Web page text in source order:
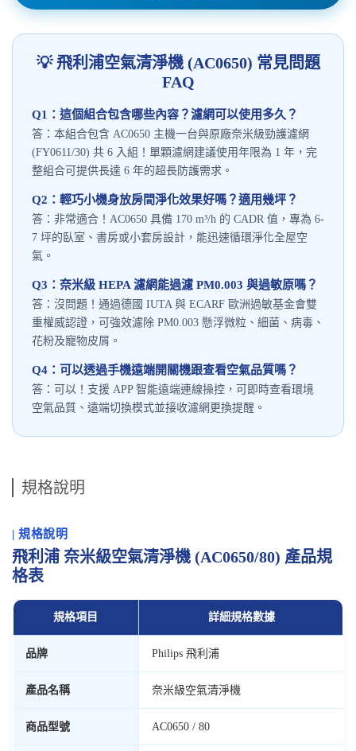
💡 飛利浦空氣清淨機 (AC0650) 常見問題
FAQ
Q1：這個組合包含哪些內容？濾網可以使用多久？
答：本組合包含 AC0650 主機一台與原廠奈米級勁護濾網
(FY0611/30) 共 6 入組！單顆濾網建議使用年限為 1 年，完
整組合可提供長達 6 年的超長防護需求。
Q2：輕巧小機身放房間淨化效果好嗎？適用幾坪？
答：非常適合！AC0650 具備 170 m³/h 的 CADR 值，專為 6-
7 坪的臥室、書房或小套房設計，能迅速循環淨化全屋空
氣。
Q3：奈米級 HEPA 濾網能過濾 PM0.003 與過敏原嗎？
答：沒問題！通過德國 IUTA 與 ECARF 歐洲過敏基金會雙
重權威認證，可強效濾除 PM0.003 懸浮微粒、細菌、病毒、
花粉及寵物皮屑。
Q4：可以透過手機遠端開關機跟查看空氣品質嗎？
答：可以！支援 APP 智能遠端連線操控，可即時查看環境
空氣品質、遠端切換模式並接收濾網更換提醒。
規格說明
| 規格說明
飛利浦 奈米級空氣清淨機 (AC0650/80) 產品規
格表
規格項目 詳細規格數據
品牌 Philips 飛利浦
產品名稱 奈米級空氣清淨機
商品型號 AC0650 / 80